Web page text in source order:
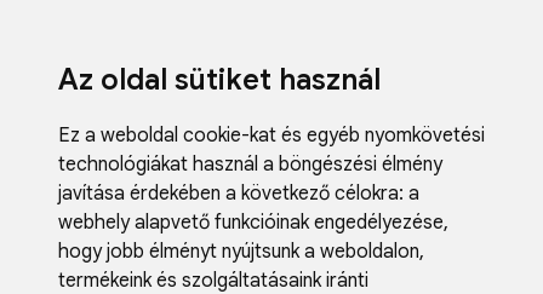
Az oldal sütiket használ
Ez a weboldal cookie-kat és egyéb nyomkövetési
technológiákat használ a böngészési élmény
javítása érdekében a következő célokra: a
webhely alapvető funkcióinak engedélyezése,
hogy jobb élményt nyújtsunk a weboldalon,
termékeink és szolgáltatásaink iránti